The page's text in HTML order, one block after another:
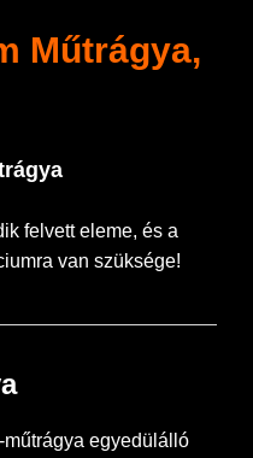
Műtrágya,
felvett eleme, és a
van szüksége!
egyedülálló